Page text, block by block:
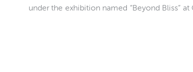
under the exhibition named “Beyond Bliss”